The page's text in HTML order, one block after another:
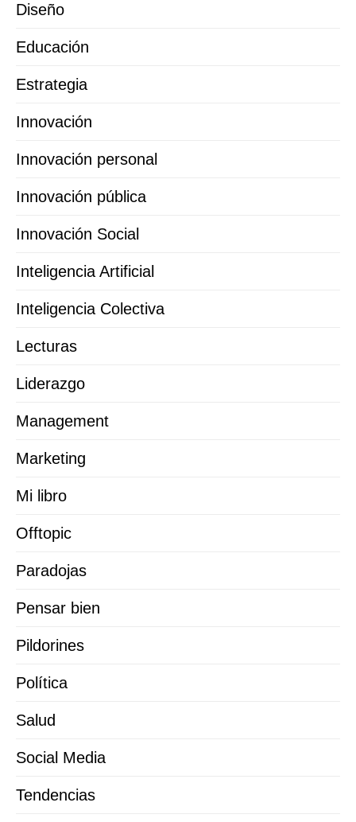
Diseño
Educación
Estrategia
Innovación
Innovación personal
Innovación pública
Innovación Social
Inteligencia Artificial
Inteligencia Colectiva
Lecturas
Liderazgo
Management
Marketing
Mi libro
Offtopic
Paradojas
Pensar bien
Pildorines
Política
Salud
Social Media
Tendencias